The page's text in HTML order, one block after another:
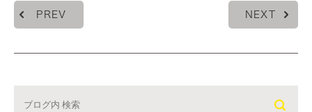
PREV NEXT